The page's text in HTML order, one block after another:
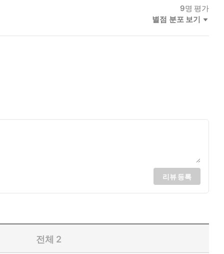
9명 평가
별점 분포 보기
리뷰 등록
전체 2